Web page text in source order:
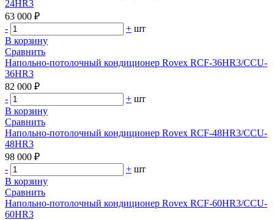
24HR3
63 000 ₽
-
+ шт
В корзину
Сравнить
Напольно-потолочный кондиционер Rovex RCF-36HR3/CCU-
36HR3
82 000 ₽
-
+ шт
В корзину
Сравнить
Напольно-потолочный кондиционер Rovex RCF-48HR3/CCU-
48HR3
98 000 ₽
-
+ шт
В корзину
Сравнить
Напольно-потолочный кондиционер Rovex RCF-60HR3/CCU-
60HR3